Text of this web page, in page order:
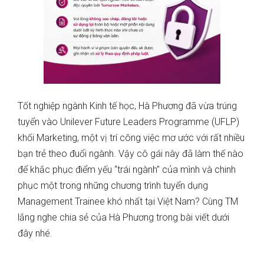
Tốt nghiệp ngành Kinh tế học, Hà Phương đã vừa trúng
tuyển vào Unilever Future Leaders Programme (UFLP)
khối Marketing, một vị trí công việc mơ ước với rất nhiều
bạn trẻ theo đuổi ngành. Vậy cô gái này đã làm thế nào
để khắc phục điểm yếu “trái ngành” của mình và chinh
phục một trong những chương trình tuyển dụng
Management Trainee khó nhất tại Việt Nam? Cùng TM
lắng nghe chia sẻ của Hà Phương trong bài viết dưới
đây nhé.